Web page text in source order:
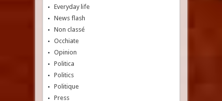
Everyday life
News flash
Non classé
Occhiate
Opinion
Politica
Politics
Politique
Press